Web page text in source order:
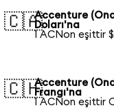
🇨🇦Accenture
Doları'na
1 ACNon eşittir
🇨🇭Accenture
Frangı'na
1 ACNon eşittir